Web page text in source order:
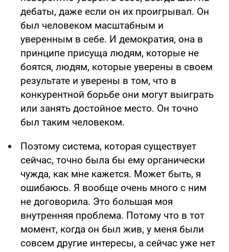
дебаты, даже если он их проигрывал. Он
был человеком масштабным и
уверенным в себе. И демократия, она в
принципе присуща людям, которые не
боятся, людям, которые уверены в своем
результате и уверены в том, что в
конкурентной борьбе они могут выиграть
или занять достойное место. Он точно
был таким человеком.
Поэтому система, которая существует
сейчас, точно была бы ему органически
чужда, как мне кажется. Может быть, я
ошибаюсь. Я вообще очень много с ним
не договорила. Это большая моя
внутренняя проблема. Потому что в тот
момент, когда он был жив, у меня были
совсем другие интересы, а сейчас уже нет